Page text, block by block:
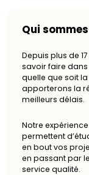
Qui
Depuis plus de
savoir faire dans
quelle que soit
apporterons la
meilleurs délais.
Notre
permettent
en bout vos
en passant par
service qualité.